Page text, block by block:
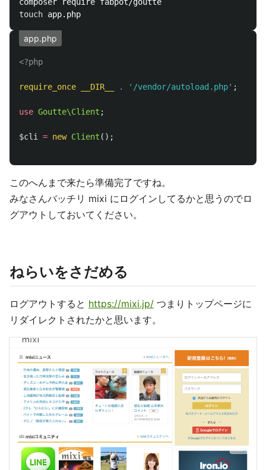
touch
app.php
<?php
require_once __DIR__ . '/vendor/autoload.php' ;
use Goutte\Client ;
$cli = new Client ();
このへんまで来たら準備完了ですね。
みなさんバッチリ mixi にログインしてるかと思うのでロ
グアウトしておいてください。
ねらいをさだめる
ログアウトすると https://mixi.jp/ つまりトップページに
リダイレクトされたかと思います。